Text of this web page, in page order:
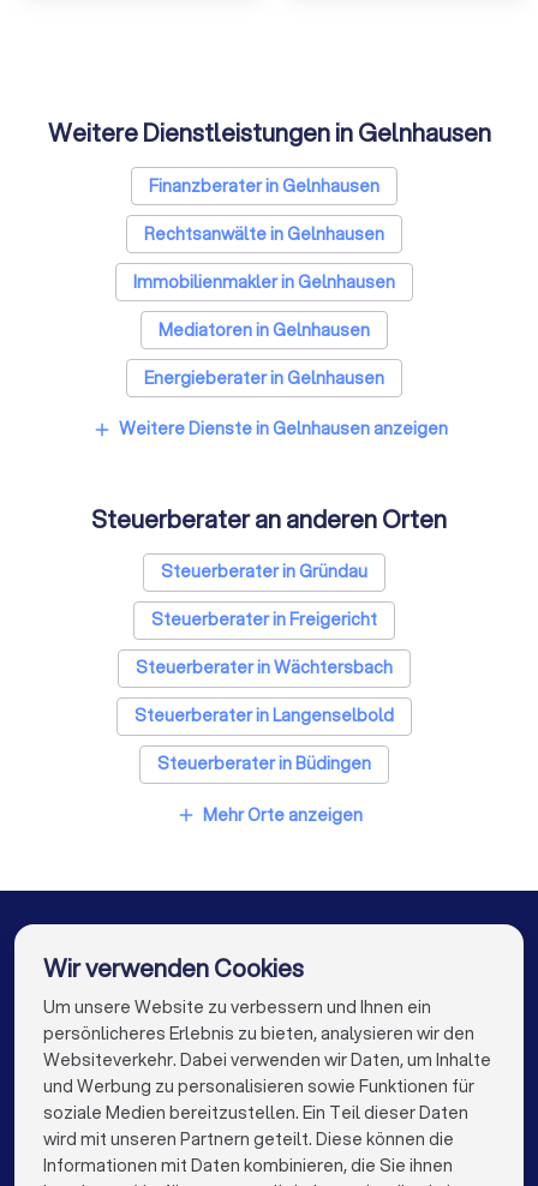
Weitere Dienstleistungen in Gelnhausen
Finanzberater in Gelnhausen
Rechtsanwälte in Gelnhausen
Immobilienmakler in Gelnhausen
Mediatoren in Gelnhausen
Energieberater in Gelnhausen
add Weitere Dienste in Gelnhausen anzeigen
Steuerberater an anderen Orten
Steuerberater in Gründau
Steuerberater in Freigericht
Steuerberater in Wächtersbach
Steuerberater in Langenselbold
Steuerberater in Büdingen
Steuerberater in Bad Soden-Salmünster
Steuerberater in Nidderau
Steuerberater in Hamburg
Steuerberater in München
Steuerberater in Köln
Steuerberater in Frankfurt am Main
Steuerberater in Stuttgart
add Mehr Orte anzeigen
Die besten Unternehmen für Sie
info@trustlocal.de
Wir verwenden Cookies
Um unsere Website zu verbessern und Ihnen ein
persönlicheres Erlebnis zu bieten, analysieren wir den
Websiteverkehr. Dabei verwenden wir Daten, um Inhalte
und Werbung zu personalisieren sowie Funktionen für
soziale Medien bereitzustellen. Ein Teil dieser Daten
wird mit unseren Partnern geteilt. Diese können die
Informationen mit Daten kombinieren, die Sie ihnen